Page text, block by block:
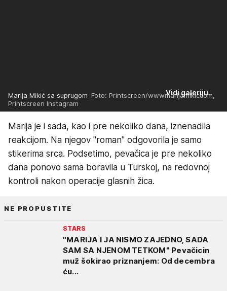
Vidi galeriju
Marija Mikić sa suprugom Foto: Printscreen/wwwmarijamikiccom,
Printscreen Instagram
Marija je i sada, kao i pre nekoliko dana, iznenadila
reakcijom. Na njegov "roman" odgovorila je samo
stikerima srca. Podsetimo, pevačica je pre nekoliko
dana ponovo sama boravila u Turskoj, na redovnoj
kontroli nakon operacije glasnih žica.
NE PROPUSTITE
STARS
"MARIJA I JA NISMO ZAJEDNO, SADA
SAM SA NJENOM TETKOM" Pevačicin
muž šokirao priznanjem: Od decembra
ću...